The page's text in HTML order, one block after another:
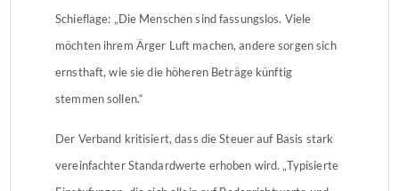
Schieflage: „Die Menschen sind fassungslos. Viele
möchten ihrem Ärger Luft machen, andere sorgen sich
ernsthaft, wie sie die höheren Beträge künftig
stemmen sollen.“
Der Verband kritisiert, dass die Steuer auf Basis stark
vereinfachter Standardwerte erhoben wird. „Typisierte